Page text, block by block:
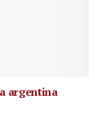
argentina